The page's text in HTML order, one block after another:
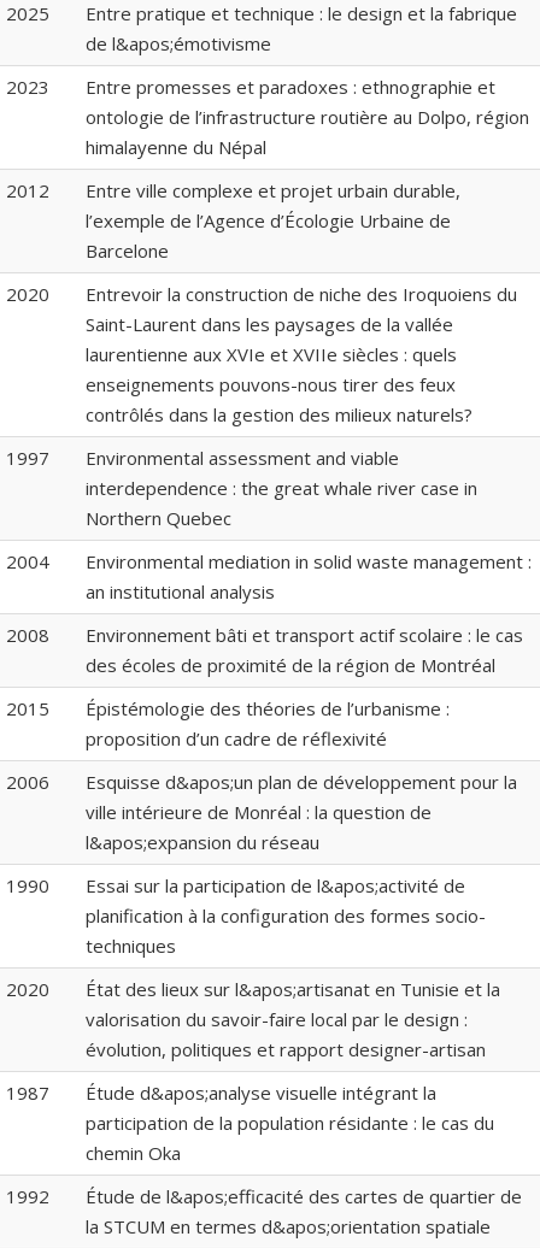
2025
Entre pratique et technique : le design et la fabrique
de l&apos;émotivisme
2023
Entre promesses et paradoxes : ethnographie et
ontologie de l’infrastructure routière au Dolpo, région
himalayenne du Népal
2012
Entre ville complexe et projet urbain durable,
l’exemple de l’Agence d’Écologie Urbaine de
Barcelone
2020
Entrevoir la construction de niche des Iroquoiens du
Saint-Laurent dans les paysages de la vallée
laurentienne aux XVIe et XVIIe siècles : quels
enseignements pouvons-nous tirer des feux
contrôlés dans la gestion des milieux naturels?
1997
Environmental assessment and viable
interdependence : the great whale river case in
Northern Quebec
2004
Environmental mediation in solid waste management :
an institutional analysis
2008
Environnement bâti et transport actif scolaire : le cas
des écoles de proximité de la région de Montréal
2015
Épistémologie des théories de l’urbanisme :
proposition d’un cadre de réflexivité
2006
Esquisse d&apos;un plan de développement pour la
ville intérieure de Monréal : la question de
l&apos;expansion du réseau
1990
Essai sur la participation de l&apos;activité de
planification à la configuration des formes socio-
techniques
2020
État des lieux sur l&apos;artisanat en Tunisie et la
valorisation du savoir-faire local par le design :
évolution, politiques et rapport designer-artisan
1987
Étude d&apos;analyse visuelle intégrant la
participation de la population résidante : le cas du
chemin Oka
1992
Étude de l&apos;efficacité des cartes de quartier de
la STCUM en termes d&apos;orientation spatiale